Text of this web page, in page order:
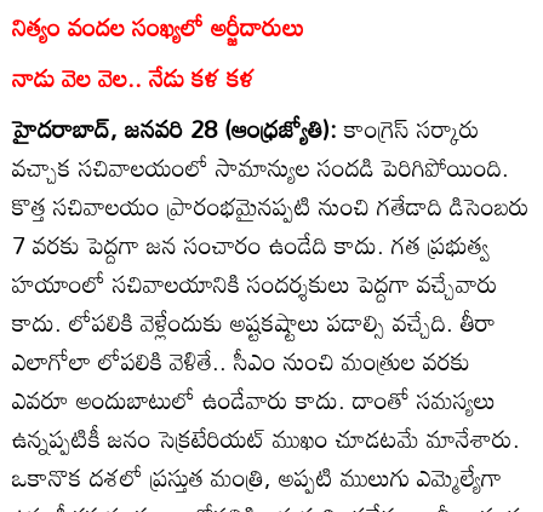
నిత్యం వందల సంఖ్యలో అర్జీదారులు
నాడు వెల వెల.. నేడు కళ కళ
హైదరాబాద్‌, జనవరి 28 (ఆంధ్రజ్యోతి):కాంగ్రెస్‌ సర్కారు
వచ్చాక సచివాలయంలో సామాన్యుల సందడి పెరిగిపోయింది.
కొత్త సచివాలయం ప్రారంభమైనప్పటి నుంచి గతేడాది డిసెంబరు
7 వరకు పెద్దగా జన సంచారం ఉండేది కాదు. గత ప్రభుత్వ
హయాంలో సచివాలయానికి సందర్శకులు పెద్దగా వచ్చేవారు
కాదు. లోపలికి వెళ్లేందుకు అష్టకష్టాలు పడాల్సి వచ్చేది. తీరా
ఎలాగోలా లోపలికి వెళితే.. సీఎం నుంచి మంత్రుల వరకు
ఎవరూ అందుబాటులో ఉండేవారు కాదు. దాంతో సమస్యలు
ఉన్నప్పటికీ జనం సెక్రటేరియట్‌ ముఖం చూడటమే మానేశారు.
ఒకానొక దశలో ప్రస్తుత మంత్రి, అప్పటి ములుగు ఎమ్మెల్యేగా